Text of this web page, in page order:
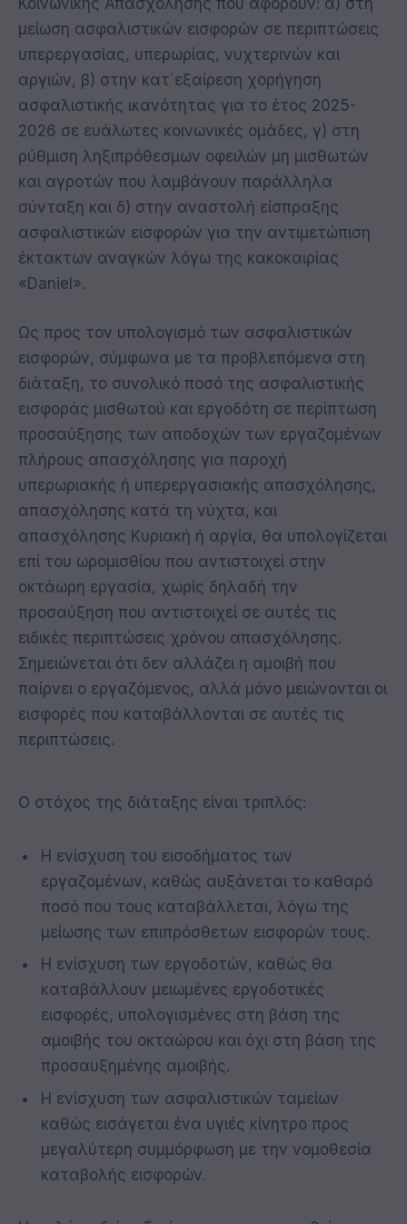
μείωση ασφαλιστικών εισφορών σε περιπτώσεις
υπερεργασίας, υπερωρίας, νυχτερινών και
αργιών, β) στην κατ΄εξαίρεση χορήγηση
ασφαλιστικής ικανότητας για το έτος 2025-
2026 σε ευάλωτες κοινωνικές ομάδες, γ) στη
ρύθμιση ληξιπρόθεσμων οφειλών μη μισθωτών
και αγροτών που λαμβάνουν παράλληλα
σύνταξη και δ) στην αναστολή είσπραξης
ασφαλιστικών εισφορών για την αντιμετώπιση
έκτακτων αναγκών λόγω της κακοκαιρίας
«Daniel».
Ως προς τον υπολογισμό των ασφαλιστικών
εισφορών, σύμφωνα με τα προβλεπόμενα στη
διάταξη, το συνολικό ποσό της ασφαλιστικής
εισφοράς μισθωτού και εργοδότη σε περίπτωση
προσαύξησης των αποδοχών των εργαζομένων
πλήρους απασχόλησης για παροχή
υπερωριακής ή υπερεργασιακής απασχόλησης,
απασχόλησης κατά τη νύχτα, και
απασχόλησης Κυριακή ή αργία, θα υπολογίζεται
επί του ωρομισθίου που αντιστοιχεί στην
οκτάωρη εργασία, χωρίς δηλαδή την
προσαύξηση που αντιστοιχεί σε αυτές τις
ειδικές περιπτώσεις χρόνου απασχόλησης.
Σημειώνεται ότι δεν αλλάζει η αμοιβή που
παίρνει ο εργαζόμενος, αλλά μόνο μειώνονται οι
εισφορές που καταβάλλονται σε αυτές τις
περιπτώσεις.
Ο στόχος της διάταξης είναι τριπλός:
Η ενίσχυση του εισοδήματος των
εργαζομένων, καθώς αυξάνεται το καθαρό
ποσό που τους καταβάλλεται, λόγω της
μείωσης των επιπρόσθετων εισφορών τους.
Η ενίσχυση των εργοδοτών, καθώς θα
καταβάλλουν μειωμένες εργοδοτικές
εισφορές, υπολογισμένες στη βάση της
αμοιβής του οκταώρου και όχι στη βάση της
προσαυξημένης αμοιβής.
Η ενίσχυση των ασφαλιστικών ταμείων
καθώς εισάγεται ένα υγιές κίνητρο προς
μεγαλύτερη συμμόρφωση με την νομοθεσία
καταβολής εισφορών.